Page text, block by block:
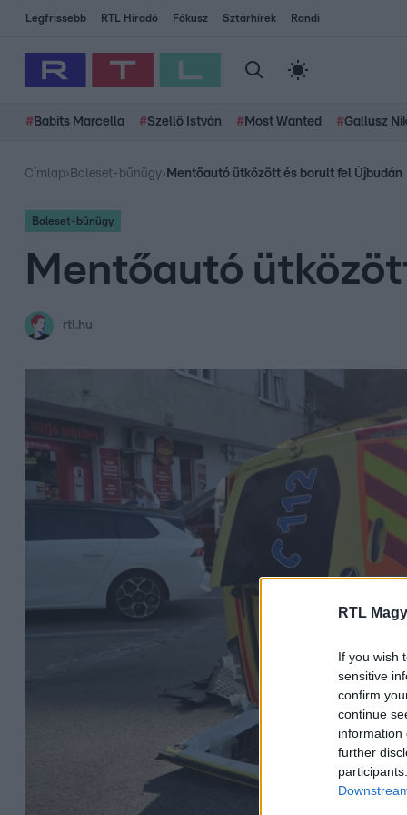
RTL
If you wish
sensitive
confirm
continue
information
further
Legfrissebb RTL Híradó Fókusz Sztárhírek Randi
# Babits Marcella #Szellő István # Most Wanted #Gallusz
Címlap› Baleset-bűnügy› Mentőautó ütközött és borult fel Újbudán
Baleset-bűnügy
Mentőautó
rtl.hu